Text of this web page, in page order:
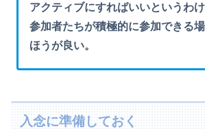
アクティブにすればいいというわけ
参加者たちが積極的に参加できる
ほうが良い。
入念に準備しておく